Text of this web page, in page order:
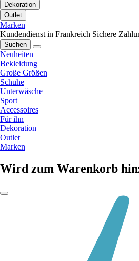
Dekoration
Outlet
Marken
Kundendienst in Frankreich Sichere
Suchen
Neuheiten
Bekleidung
Große Größen
Schuhe
Unterwäsche
Sport
Accessoires
Für ihn
Dekoration
Outlet
Marken
Wird zum Warenkorb